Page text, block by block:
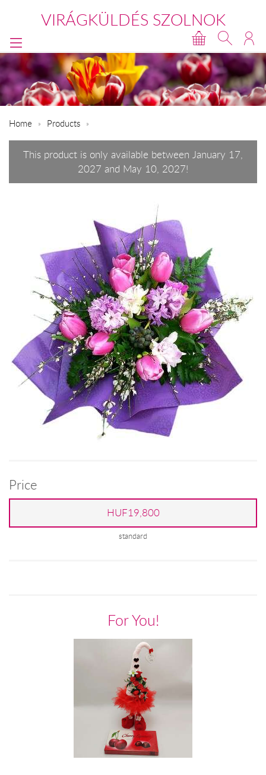
VIRÁGKÜLDÉS SZOLNOK
Home Products
This product is only available between January 17,
2027 and May 10, 2027!
Price
HUF19,800
standard
For You!